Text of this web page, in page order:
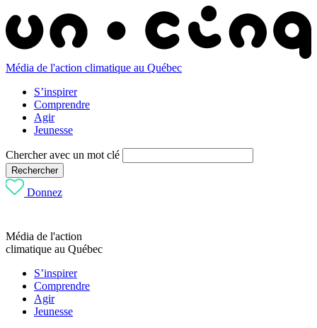
Média de l'action climatique au Québec
S’inspirer
Comprendre
Agir
Jeunesse
Chercher avec un mot clé
Rechercher
Donnez
Média de l'action
climatique au Québec
S’inspirer
Comprendre
Agir
Jeunesse